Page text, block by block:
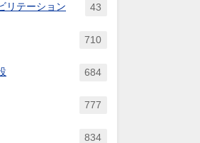
リテーション 43
710
684
777
834